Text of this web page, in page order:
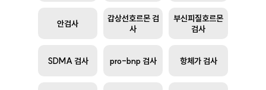
안검사
갑상선호르몬 검
사
부신피질호르몬
검사
SDMA 검사 pro-bnp 검사 항체가 검사